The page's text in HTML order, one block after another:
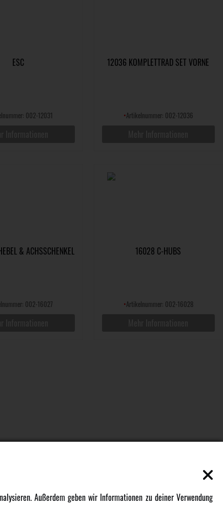
ESC
002-12031
12036 KOMPLETTRAD SET VORNE
•Artikelnummer: 002-12036
& ACHSSCHENKEL
002-16027
16028 C-HUBS
•Artikelnummer: 002-16028
Außerdem geben wir Informationen zu deiner Verwendung